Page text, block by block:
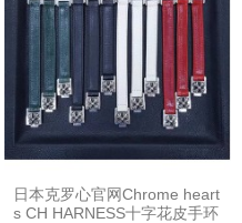
日本克罗心官网Chrome heart
s CH HARNESS十字花皮手环